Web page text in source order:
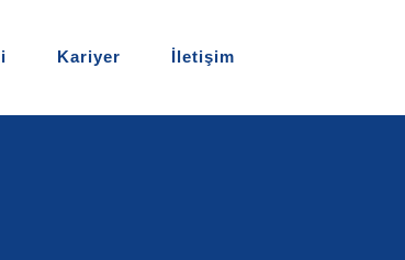
Kariyer İletişim